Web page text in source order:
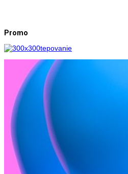
Promo